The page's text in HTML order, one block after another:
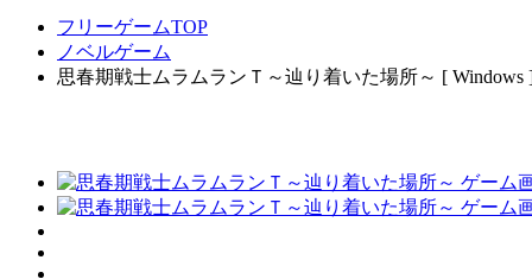
フリーゲームTOP
ノベルゲーム
思春期戦士ムラムランＴ～辿り着いた場所～ [ Windows